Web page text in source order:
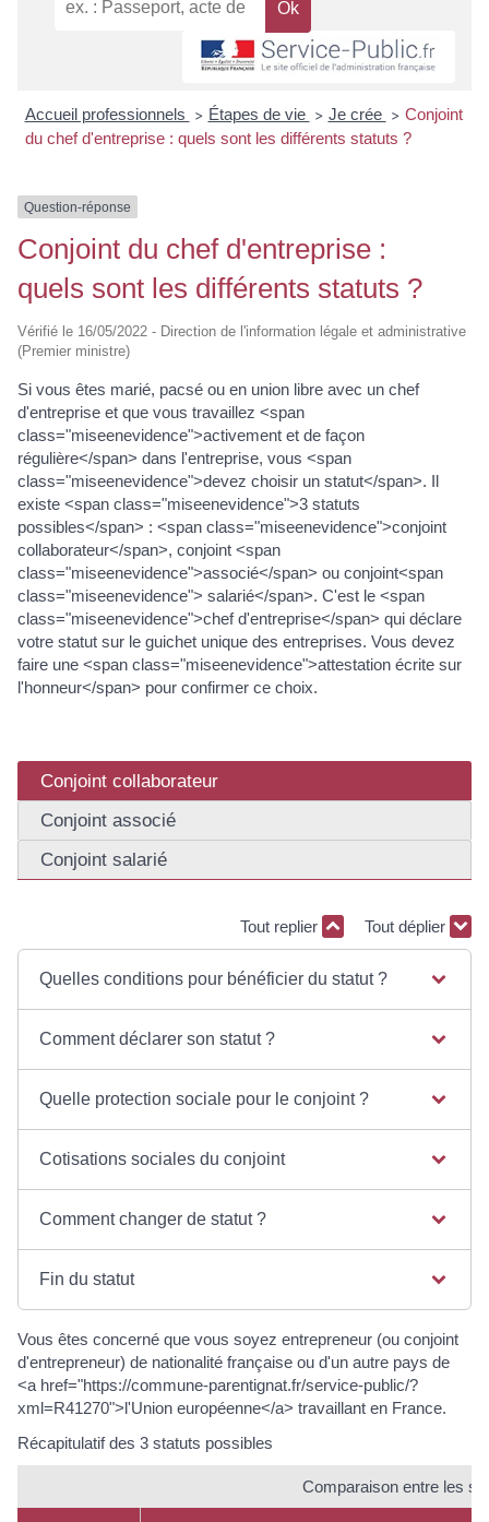
Accueil professionnels > Étapes de vie > Je crée > Conjoint
du chef d'entreprise : quels sont les différents statuts ?
Question-réponse
Conjoint du chef d'entreprise :
quels sont les différents statuts ?
Vérifié le 16/05/2022 - Direction de l'information légale et administrative
(Premier ministre)
Si vous êtes marié, pacsé ou en union libre avec un chef
d'entreprise et que vous travaillez <span
class="miseenevidence">activement et de façon
régulière</span> dans l'entreprise, vous <span
class="miseenevidence">devez choisir un statut</span>. Il
existe <span class="miseenevidence">3 statuts
possibles</span> : <span class="miseenevidence">conjoint
collaborateur</span>, conjoint <span
class="miseenevidence">associé</span> ou conjoint<span
class="miseenevidence"> salarié</span>. C'est le <span
class="miseenevidence">chef d'entreprise</span> qui déclare
votre statut sur le guichet unique des entreprises. Vous devez
faire une <span class="miseenevidence">attestation écrite sur
l'honneur</span> pour confirmer ce choix.
Conjoint collaborateur
Conjoint associé
Conjoint salarié
Tout replier Tout déplier
Quelles conditions pour bénéficier du statut ?
Comment déclarer son statut ?
Quelle protection sociale pour le conjoint ?
Cotisations sociales du conjoint
Comment changer de statut ?
Fin du statut
Vous êtes concerné que vous soyez entrepreneur (ou conjoint
d'entrepreneur) de nationalité française ou d'un autre pays de
<a href="https://commune-parentignat.fr/service-public/?
xml=R41270">l'Union européenne</a> travaillant en France.
Récapitulatif des 3 statuts possibles
Comparaison entre les